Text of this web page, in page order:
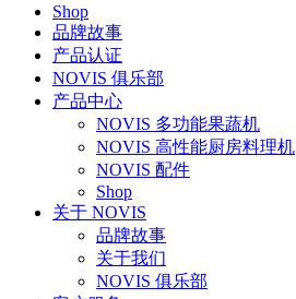
Shop
品牌故事
产品认证
NOVIS 俱乐部
产品中心
NOVIS 多功能果蔬机
NOVIS 高性能厨房料理机
NOVIS 配件
Shop
关于 NOVIS
品牌故事
关于我们
NOVIS 俱乐部